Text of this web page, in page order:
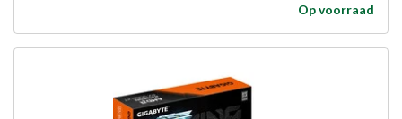
Op voorraad